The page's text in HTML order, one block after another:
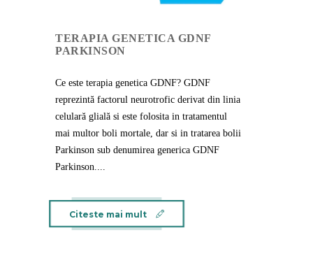
TERAPIA GENETICA GDNF
PARKINSON
Ce este terapia genetica GDNF? GDNF
reprezintă factorul neurotrofic derivat din linia
celulară glială si este folosita in tratamentul
mai multor boli mortale, dar si in tratarea bolii
Parkinson sub denumirea generica GDNF
Parkinson....
Citeste mai mult